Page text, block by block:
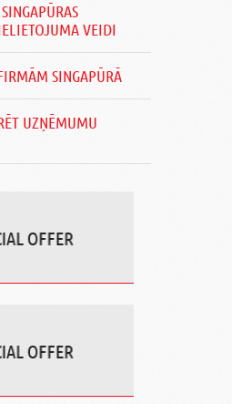
VEIDI
SINGAPŪRĀ
UZŅĒMUMU